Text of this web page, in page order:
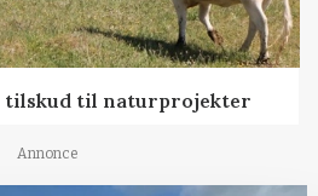
tilskud til naturprojekter
Annonce